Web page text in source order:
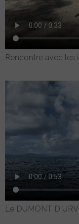
Rencontre avec les
Le DUMONT D